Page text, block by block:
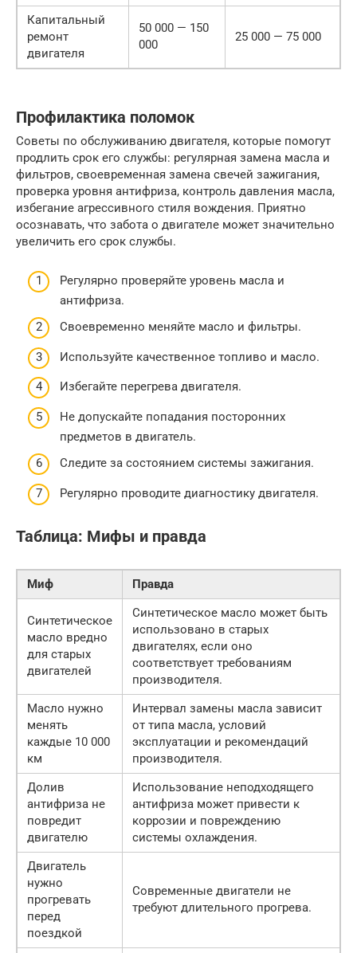
Капитальный
ремонт
двигателя
50 000 — 150
000
25 000 — 75 000
Профилактика поломок
Советы по обслуживанию двигателя, которые помогут
продлить срок его службы: регулярная замена масла и
фильтров, своевременная замена свечей зажигания,
проверка уровня антифриза, контроль давления масла,
избегание агрессивного стиля вождения. Приятно
осознавать, что забота о двигателе может значительно
увеличить его срок службы.
Регулярно проверяйте уровень масла и
антифриза.
Своевременно меняйте масло и фильтры.
Используйте качественное топливо и масло.
Избегайте перегрева двигателя.
Не допускайте попадания посторонних
предметов в двигатель.
Следите за состоянием системы зажигания.
Регулярно проводите диагностику двигателя.
Таблица: Мифы и правда
Миф Правда
Синтетическое
масло вредно
для старых
двигателей
Синтетическое масло может быть
использовано в старых
двигателях, если оно
соответствует требованиям
производителя.
Масло нужно
менять
каждые 10 000
км
Интервал замены масла зависит
от типа масла, условий
эксплуатации и рекомендаций
производителя.
Долив
антифриза не
повредит
двигателю
Использование неподходящего
антифриза может привести к
коррозии и повреждению
системы охлаждения.
Двигатель
нужно
прогревать
перед
поездкой
Современные двигатели не
требуют длительного прогрева.